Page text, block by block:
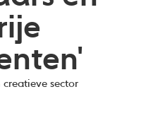
creatieve sector